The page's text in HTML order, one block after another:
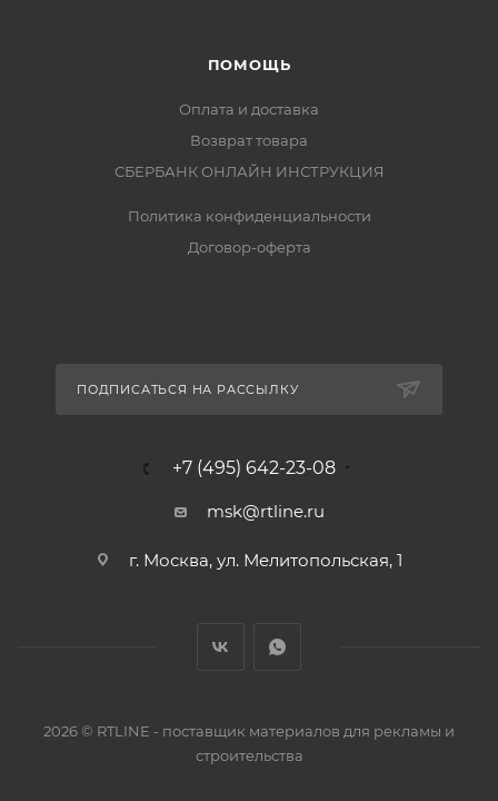
ПОМОЩЬ
Оплата и доставка
Возврат товара
СБЕРБАНК ОНЛАЙН ИНСТРУКЦИЯ
Политика конфиденциальности
Договор-оферта
ПОДПИСАТЬСЯ НА РАССЫЛКУ
+7 (495) 642-23-08
msk@rtline.ru
г. Москва, ул. Мелитопольская, 1
2026 © RTLINE - поставщик материалов для рекламы и
строительства